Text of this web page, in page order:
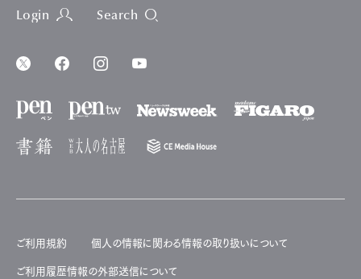
Login Search
ご利用規約 個人の情報に関わる情報の取り扱いについて
ご利用履歴情報の外部送信について